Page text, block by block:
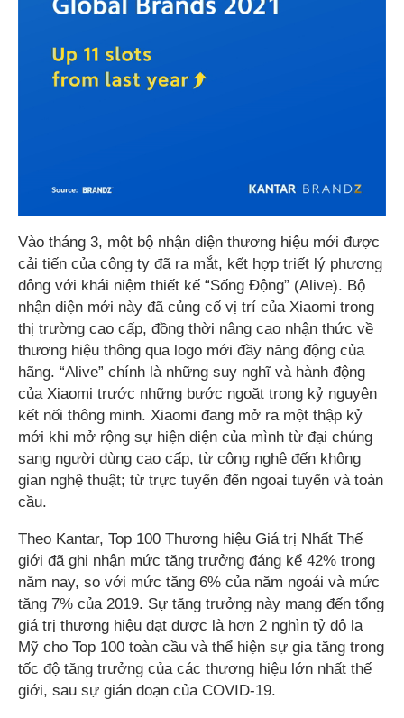
Vào tháng 3, một bộ nhận diện thương hiệu mới được
cải tiến của công ty đã ra mắt, kết hợp triết lý phương
đông với khái niệm thiết kế “Sống Động” (Alive). Bộ
nhận diện mới này đã củng cố vị trí của Xiaomi trong
thị trường cao cấp, đồng thời nâng cao nhận thức về
thương hiệu thông qua logo mới đầy năng động của
hãng. “Alive” chính là những suy nghĩ và hành động
của Xiaomi trước những bước ngoặt trong kỷ nguyên
kết nối thông minh. Xiaomi đang mở ra một thập kỷ
mới khi mở rộng sự hiện diện của mình từ đại chúng
sang người dùng cao cấp, từ công nghệ đến không
gian nghệ thuật; từ trực tuyến đến ngoại tuyến và toàn
cầu.
Theo Kantar, Top 100 Thương hiệu Giá trị Nhất Thế
giới đã ghi nhận mức tăng trưởng đáng kể 42% trong
năm nay, so với mức tăng 6% của năm ngoái và mức
tăng 7% của 2019. Sự tăng trưởng này mang đến tổng
giá trị thương hiệu đạt được là hơn 2 nghìn tỷ đô la
Mỹ cho Top 100 toàn cầu và thể hiện sự gia tăng trong
tốc độ tăng trưởng của các thương hiệu lớn nhất thế
giới, sau sự gián đoạn của COVID-19.